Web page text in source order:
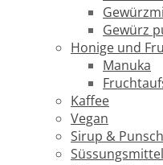
Gewürz
Honige und
Manuka
Kaffee
Vegan
Sirup & Punsch
Süssungsmittel